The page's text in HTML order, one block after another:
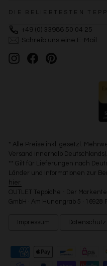
DIE BELIEBTESTEN
+49 (0) 33986 50 04 25
Schreib uns eine E-Mail
InstagramFacebookPinterest
* Alle Preise inkl. gesetzl.
Versand innerhalb Deutschlands).
** Gilt für Lieferungen nach
Länder und Informationen zur
hier.
OUTLET Teppiche - Der
GmbH · Am Hünengrab 5 ·
Impressum Datenschutz